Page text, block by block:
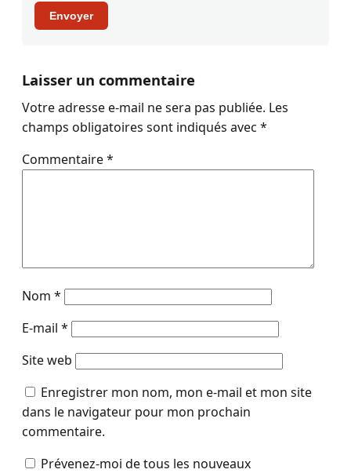
Envoyer
Laisser un commentaire
Votre adresse e-mail ne sera pas publiée. Les
champs obligatoires sont indiqués avec *
Commentaire*
Nom *
E-mail *
Site web
Enregistrer mon nom, mon e-mail et mon site
dans le navigateur pour mon prochain
commentaire.
Prévenez-moi de tous les nouveaux